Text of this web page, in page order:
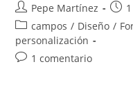
Autor
de
la
entrada:
Pepe Martínez
de
Categoría
de
la
campos / Diseño /
personalización
Comentarios
1 comentario